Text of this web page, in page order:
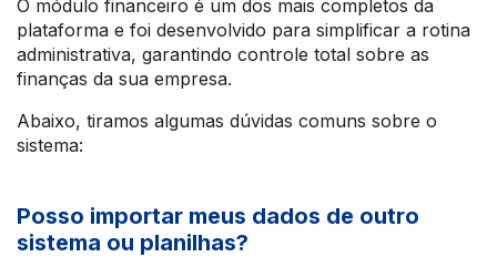
O módulo financeiro é um dos mais completos da
plataforma e foi desenvolvido para simplificar a rotina
administrativa, garantindo controle total sobre as
finanças da sua empresa.
Abaixo, tiramos algumas dúvidas comuns sobre o
sistema:
Posso importar meus dados de outro
sistema ou planilhas?